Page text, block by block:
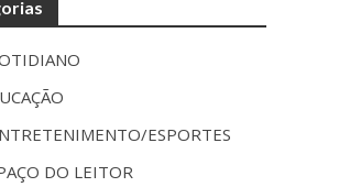
ESPORTES
DO LEITOR